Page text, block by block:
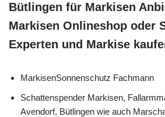
Bütlingen für Markisen
Markisen Onlineshop oder
Experten und Markise
MarkisenSonnenschutz Fachmann
Schattenspender Markisen,
Avendorf, Bütlingen wie auch